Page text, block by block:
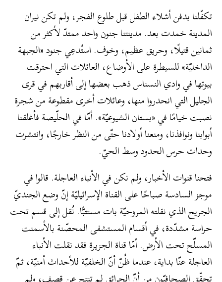
تكفّلنا بدفن أشلاء الطفل قبل طلوع الفجر، ولم تكن نيران
المدينة خمدت بعد. مدينتنا جنون واحد ممتدّ لأكثر من
ثمانين قتيلًا، وحريق عظيم، وخوف. استُدعِي جنود «الجبهة
الداخليّة» للسيطرة على الأوضاع، العائلات التي احترقت
بيوتها في وادي النسناس ذهب بعضها إلى أقاربهم في قرى
الجليل التي انحدروا منها، وعائلات أخرى مقطوعة من شجرة
نصبت خيامًا في «بستان الشيوعيّة». أمّا في الحلّيصة فأغلقنا
أبوابنا ونوافذنا، ومنعنا أولادنا حتّى من النظر خارجًا، وانتشرت
وحدات حرس الحدود وسط الحيّ.
فتحنا قنوات الأخبار، ولم نكن في الأنباء العاجلة. قالوا في
موجز السادسة صباحًا على القناة الإسرائيليّة إنّ وضع الجنديّ
الجريح الذي نقلته المروحيّة بات مستتبًّا. نُقل إلى قسم تحت
حراسة مشدّدة، في أقسام المستشفى المحصّنة بالأسمنت
المسلّح تحت الأرض. أمّا قناة الجزيرة فقد نقلت الأنباء
العاجلة عنّا بداية، عندما ظُنّ أنّ الخلفيّة للأحداث أمنيّة، ثمّ